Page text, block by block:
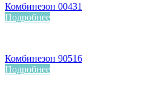
Комбинезон 00431
Подробнее
Комбинезон 90516
Подробнее